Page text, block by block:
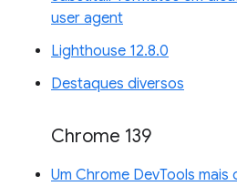
user agent
Lighthouse 12.8.0
Destaques diversos
Chrome 139
Um Chrome DevTools